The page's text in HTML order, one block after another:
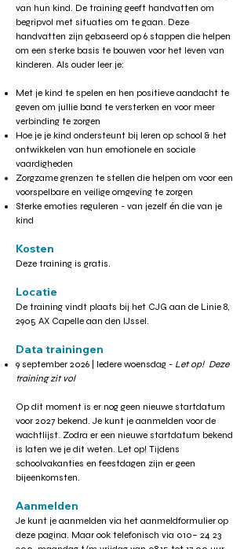
van hun kind. De training geeft handvatten om
begripvol met situaties om te gaan. Deze
handvatten zijn gebaseerd op 6 stappen die helpen
om een sterke basis te bouwen voor het leven van
kinderen. Als ouder leer je:
Met je kind te spelen en hen positieve aandacht te
geven om jullie band te versterken en voor meer
verbinding te zorgen
Hoe je je kind ondersteunt bij leren op school & het
ontwikkelen van hun emotionele en sociale
vaardigheden
Zorgzame grenzen te stellen die helpen om voor een
voorspelbare en veilige omgeving te zorgen
Sterke emoties reguleren - van jezelf én die van je
kind
Kosten
Deze training is gratis.
Locatie
De training vindt plaats bij het CJG aan de Linie 8,
2905 AX Capelle aan den IJssel.
Data trainingen
9 september 2026 | Iedere woensdag - Let op! Deze
training zit vol
Op dit moment is er nog geen nieuwe startdatum
voor 2027 bekend. ​Je kunt je aanmelden voor de
wachtlijst. Zodra er een nieuwe startdatum bekend
is laten we je dit weten. Let op! Tijdens
schoolvakanties en feestdagen zijn er geen
bijeenkomsten.​​
Aanmelden
Je kunt je aanmelden via het aanmeldformulier op
deze pagina. Maar ook telefonisch via 010– 24 23